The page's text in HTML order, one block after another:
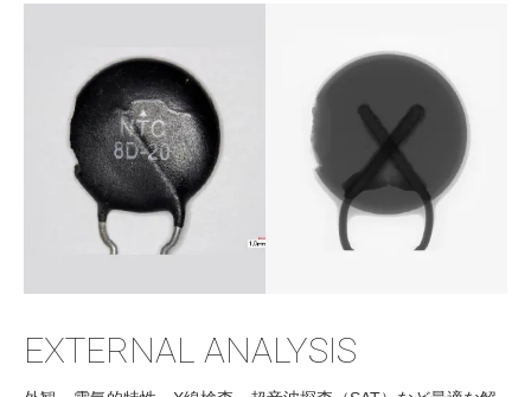
EXTERNAL ANALYSIS